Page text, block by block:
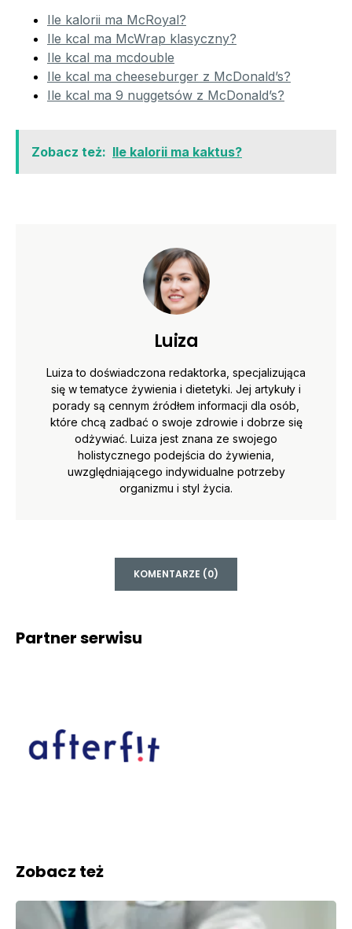
Ile kalorii ma McRoyal?
Ile kcal ma McWrap klasyczny?
Ile kcal ma mcdouble
Ile kcal ma cheeseburger z McDonald’s?
Ile kcal ma 9 nuggetsów z McDonald’s?
Zobacz też: Ile kalorii ma kaktus?
Luiza
Luiza to doświadczona redaktorka, specjalizująca
się w tematyce żywienia i dietetyki. Jej artykuły i
porady są cennym źródłem informacji dla osób,
które chcą zadbać o swoje zdrowie i dobrze się
odżywiać. Luiza jest znana ze swojego
holistycznego podejścia do żywienia,
uwzględniającego indywidualne potrzeby
organizmu i styl życia.
KOMENTARZE (0)
Partner serwisu
Zobacz też